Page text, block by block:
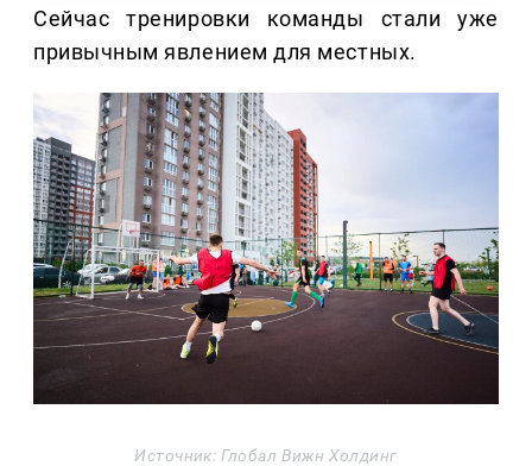
Сейчас тренировки команды стали уже
привычным явлением для местных.
Источник: Глобал Вижн Холдинг